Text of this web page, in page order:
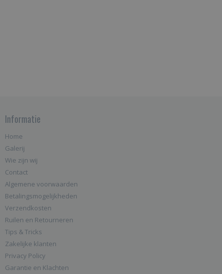
Informatie
Home
Galerij
Wie zijn wij
Contact
Algemene voorwaarden
Betalingsmogelijkheden
Verzendkosten
Ruilen en Retourneren
Tips & Tricks
Zakelijke klanten
Privacy Policy
Garantie en Klachten